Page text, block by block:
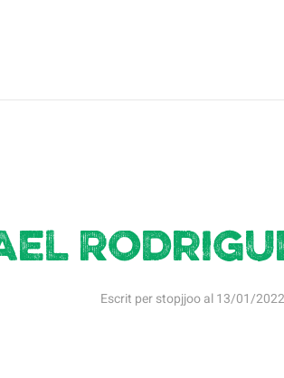
Escrit perstopjjooal13/01/2022